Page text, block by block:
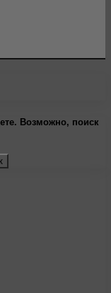
Возможно, поиск